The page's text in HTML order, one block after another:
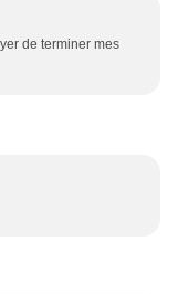
de terminer mes